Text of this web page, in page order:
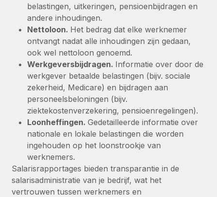
kandidaten
Compliance Watchtower
Blijf compliance-risico's voor
Apparaatbeheer
Lever en track wereldwijd IT-middelen
Entiteiten oprichten
Stel snel compliant entiteiten op
Mobiliteit en overplaatsing
Plaats werknemers moeiteloos over
Secundaire arbeidsvoorwaarden
Eenvoudig secundaire arbeidsvoorwaarden
beheren
Hoe AI-pionier Weaviate zijn team met 120%
liet groeien met Remote
Weaviate in één oogopslag Weaviate bouwt open source,
AI-first infrastructuur. De missie van het...
Meer informatie
De strategische samenwerking tussen
Reverse Tech en Remote voor zzp- en payroll-
beheer
Reverse Tech in een oogopslag Reverse Tech, een start-
up op het gebied van gezondheid en welzijn,...
Meer informatie
Alle bronnen bekijken
BLOG
Global Payroll
EOR en PEO
Contractor Management
Belastingen
Naar de blog
BLOG
Productupdates van Remote: Gusto- en Xero-
belastingen, uitkeringen, pensioenbijdragen en
andere inhoudingen.
Nettoloon. Het bedrag dat elke werknemer
ontvangt nadat alle inhoudingen zijn gedaan,
ook wel nettoloon genoemd.
Werkgeversbijdragen. Informatie over door de
werkgever betaalde belastingen (bijv. sociale
zekerheid, Medicare) en bijdragen aan
personeelsbeloningen (bijv.
ziektekostenverzekering, pensioenregelingen).
Loonheffingen. Gedetailleerde informatie over
nationale en lokale belastingen die worden
ingehouden op het loonstrookje van
werknemers.
Salarisrapportages bieden transparantie in de
salarisadministratie van je bedrijf, wat het
vertrouwen tussen werknemers en